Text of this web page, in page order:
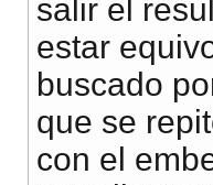
<tr>
<th
<th
<th
salir el
estar
buscado
que se
con el